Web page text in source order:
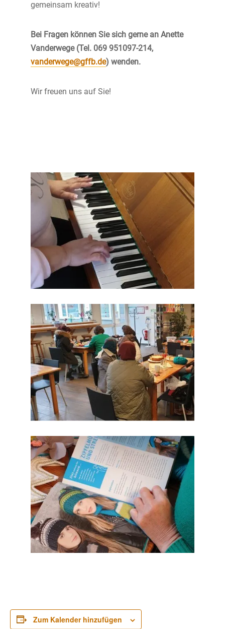
gemeinsam kreativ!
Bei Fragen können Sie sich gerne an Anette
Vanderwege (Tel. 069 951097-214,
vanderwege@gffb.de) wenden.
Wir freuen uns auf Sie!
Zum Kalender hinzufügen